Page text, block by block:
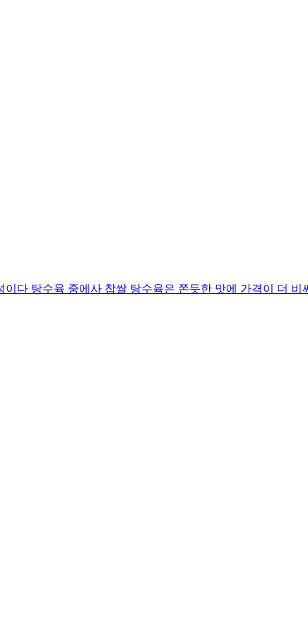
다 탕수육 중에사 찹쌀 탕수육은 쫀듯한 맛에 가격이 더 비